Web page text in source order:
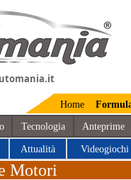
Home
Tecnologia Anteprime
Attualità Videogiochi
Motori